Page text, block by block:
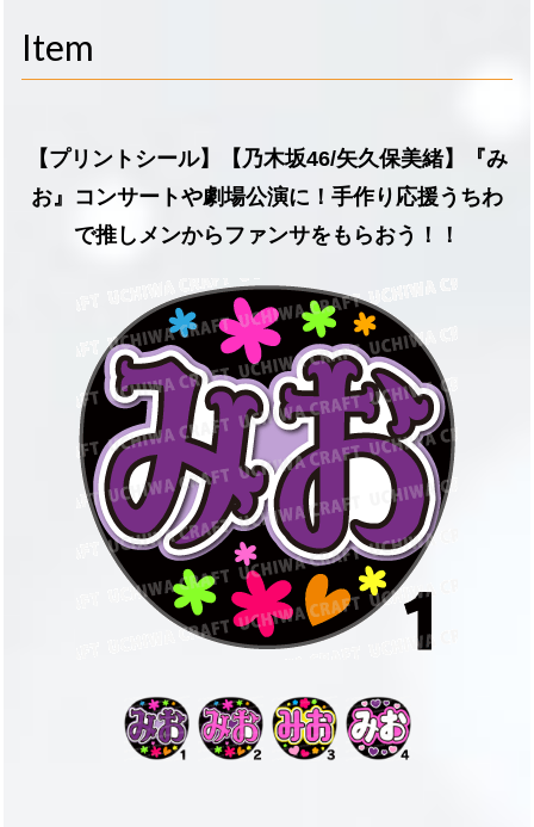
Item
【プリントシール】【乃木坂46/矢久保美緒】『み
お』コンサートや劇場公演に！手作り応援うちわ
で推しメンからファンサをもらおう！！